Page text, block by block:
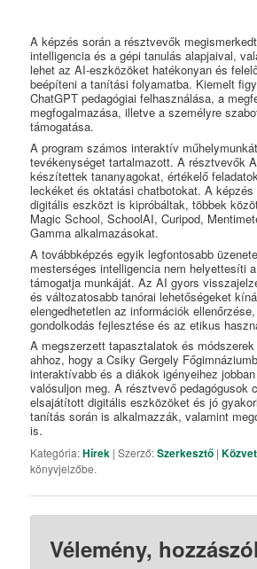
A képzés során a résztvevők
intelligencia és a gépi tanulás alapjaival,
lehet az AI-eszközöket hatékonyan és
beépíteni a tanítási folyamatba. Kiemelt
ChatGPT pedagógiai felhasználása, a
megfogalmazása, illetve a személyre
támogatása.
A program számos interaktív
tevékenységet tartalmazott. A résztvevők
készítettek tananyagokat, értékelő
leckéket és oktatási chatbotokat. A képzés
digitális eszközt is kipróbáltak, többek
Magic School, SchoolAI, Curipod,
Gamma alkalmazásokat.
A továbbképzés egyik legfontosabb
mesterséges intelligencia nem helyettesíti
támogatja munkáját. Az AI gyors
és változatosabb tanórai lehetőségeket
elengedhetetlen az információk
gondolkodás fejlesztése és az etikus
A megszerzett tapasztalatok és
ahhoz, hogy a Csiky Gergely
interaktívabb és a diákok igényeihez
valósuljon meg. A résztvevő pedagógusok
elsajátított digitális eszközöket és jó
tanítás során is alkalmazzák, valamint
is.
Kategória:Hírek | Szerző:Szerkesztő |
könyvjelzőbe.
Vélemény,